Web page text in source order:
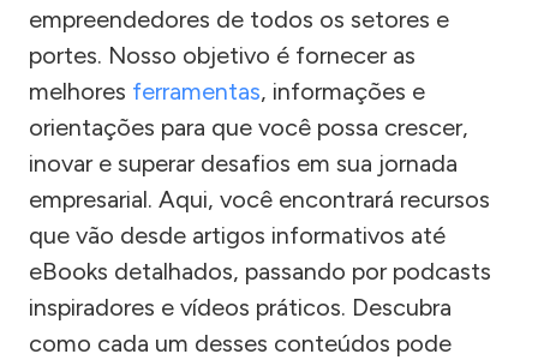
empreendedores de todos os setores e
portes. Nosso objetivo é fornecer as
melhores ferramentas, informações e
orientações para que você possa crescer,
inovar e superar desafios em sua jornada
empresarial. Aqui, você encontrará recursos
que vão desde artigos informativos até
eBooks detalhados, passando por podcasts
inspiradores e vídeos práticos. Descubra
como cada um desses conteúdos pode